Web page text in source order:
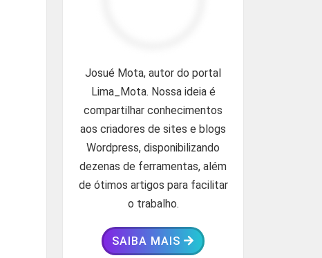
Josué Mota, autor do portal
Lima_Mota. Nossa ideia é
compartilhar conhecimentos
aos criadores de sites e blogs
Wordpress, disponibilizando
dezenas de ferramentas, além
de ótimos artigos para facilitar
o trabalho.
SAIBA MAIS